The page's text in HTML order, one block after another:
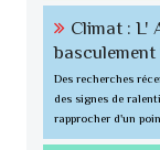
Climat : L'
basculement
Des recherches
des signes de
rapprocher d'un